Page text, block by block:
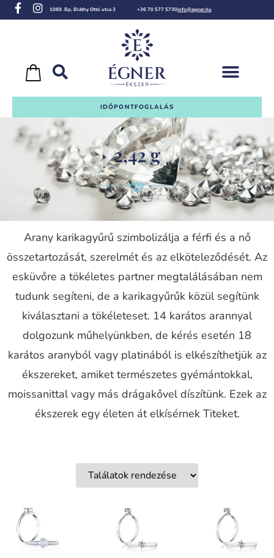
1089. Bp, Bláthy Ottó utca 3 +36 70 577 5730info@egner.hu
IDŐPONTFOGLALÁS
2,42 g
Arany karikagyűrű szimbolizálja a férfi és a nő
összetartozását, szerelmét és az elköteleződését. Az
esküvőre a tökéletes partner megtalálásában nem
tudunk segíteni, de a karikagyűrűk közül segítünk
kiválasztani a tökéleteset. 14 karátos arannyal
dolgozunk műhelyünkben, de kérés esetén 18
karátos aranyból vagy platinából is elkészíthetjük az
ékszereket, amiket természetes gyémántokkal,
moissanittal vagy más drágakővel díszítünk. Ezek az
ékszerek egy életen át elkísérnek Titeket.